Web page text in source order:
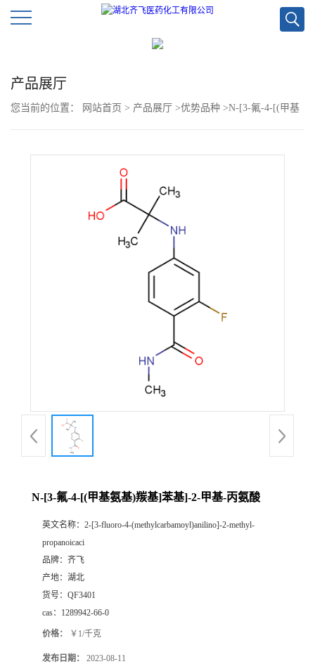
司
页
态
产品展厅
您当前的位置： 网站首页 > 产品展厅 >优势品种 >N-[3-氟-4-[(甲基
N-[3-氟-4-[(甲基氨基)羰基]苯基]-2-甲基-丙氨酸
英文名称： 2-[3-fluoro-4-(methylcarbamoyl)anilino]-2-methyl-
propanoicaci
品牌： 齐飞
产地： 湖北
货号： QF3401
cas： 1289942-66-0
价格： ￥1/千克
发布日期： 2023-08-11